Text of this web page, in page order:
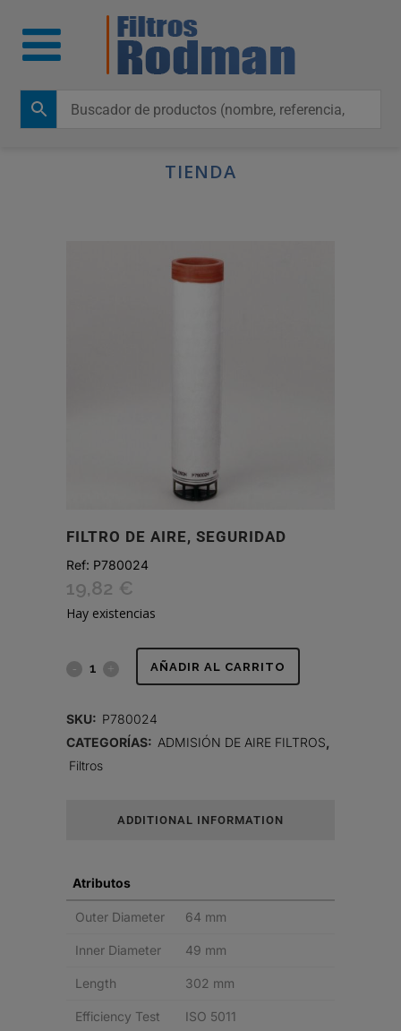
TIENDA
FILTRO DE AIRE, SEGURIDAD
Ref: P780024
19,82 €
Hay existencias
FILTRO
SEGURIDAD
AÑADIR AL CARRITO
SKU: P780024
CATEGORÍAS: ADMISIÓN DE AIRE FILTROS
Filtros
ADDITIONAL INFORMATION
Atributos
Outer Diameter 64 mm
Inner Diameter 49 mm
Length 302 mm
Efficiency Test
ISO 5011